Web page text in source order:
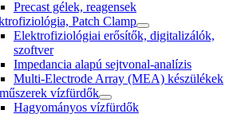
Precast gélek, reagensek
Patch Clamp
Elektrofiziológiai erősítők, digitalizálók,
szoftver
Impedancia alapú sejtvonal-analízis
Multi-Electrode Array (MEA) készülékek
vízfürdők
Hagyományos vízfürdők